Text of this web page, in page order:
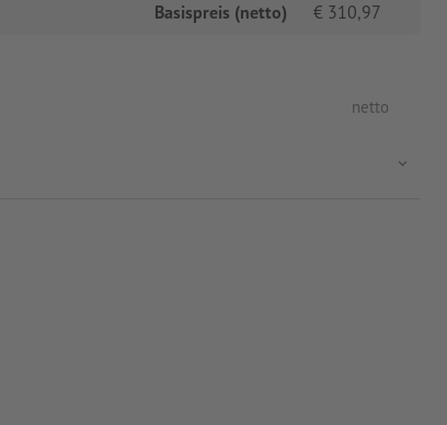
Basispreis (netto) € 310,97
netto